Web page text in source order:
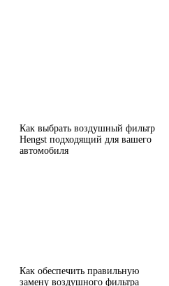
Как выбрать воздушный фильтр
Hengst подходящий для вашего
автомобиля
Как обеспечить правильную
замену воздушного фильтра